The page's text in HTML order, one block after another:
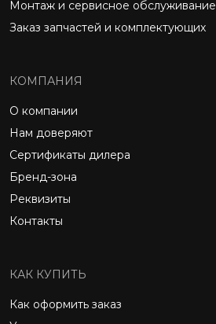
Монтаж и сервисное обслуживание
Заказ запчастей и комплектующих
КОМПАНИЯ
О компании
Нам доверяют
Сертификаты дилера
Бренд-зона
Реквизиты
Контакты
КАК КУПИТЬ
Как оформить заказ